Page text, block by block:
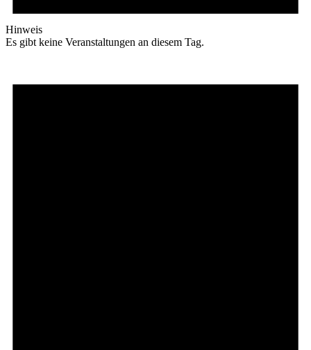
Hinweis
Es gibt keine Veranstaltungen an diesem Tag.